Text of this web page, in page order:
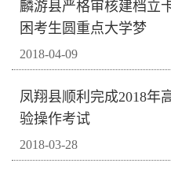
麟游县严格审核建档立
困考生圆重点大学梦
2018-04-09
凤翔县顺利完成2018年
验操作考试
2018-03-28